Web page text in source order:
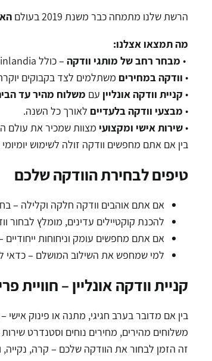
הרשת שלנו מתמחה כבר משנת 2019 בעולם
מה תמצאו אצלנו:
• מבחר רחב של מותגי וודקה – כולל Grey Goose, Belvedere, Smirnoff, Finlandia ועוד.
• וודקה במחירים משתלמים לצד בקבוקים
• קניית וודקה אונליין עם משלוח מהיר עד
• מבצעי וודקה בלעדיים לאורך כל השנה.
•שירות אישי ומקצועי מצוות שמכיר את עולם
בין אם אתם מחפשים וודקה זולה לשימוש
טיפים לבחירת הוודקה שלכם
אם אתם אוהבים וודקה חלקה וקלילה –
להכנת קוקטיילים עדינים, מומלץ לבחור
אם אתם מחפשים עומק וניחוחות
למי שמחפש את השילוב המושלם – כדאי
קניית וודקה אונליין – חוויית
משלוחים מהירים, מחירים נוחים וסטנדרט
זה הזמן לבחור את הוודקה שלכם – קרה,